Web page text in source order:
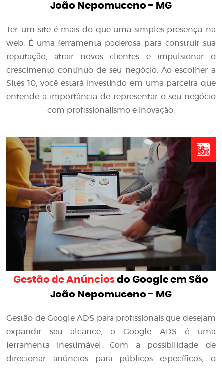
João Nepomuceno - MG
Ter um site é mais do que uma simples presença na
web. É uma ferramenta poderosa para construir sua
reputação, atrair novos clientes e impulsionar o
crescimento contínuo de seu negócio. Ao escolher a
Sites 10, você estará investindo em uma parceira que
entende a importância de representar o seu negócio
com profissionalismo e inovação.
Gestão de Anúncios do Google em São
João Nepomuceno - MG
Gestão de Google ADS para profissionais que desejam
expandir seu alcance, o Google ADS é uma
ferramenta inestimável. Com a possibilidade de
direcionar anúncios para públicos específicos, o